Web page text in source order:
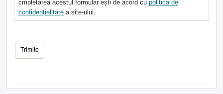
cmpletarea acestul formular ești de acord cu politica de
confidențialitate a site-ului.